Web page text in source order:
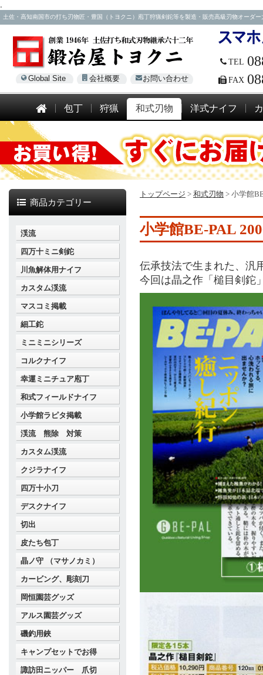
.
土佐・高知南国市の打ち刃物匠・豊国（トヨクニ）庖丁狩猟剣鉈等を製造・販売高級刃物オーダ
Global Site 会社概要 お問い合わせ
TEL
FAX
包丁 狩猟 和式刃物 洋式ナイフ
トップページ > 和式刃物 > 小学館
小学館BE-PAL
伝承技法で生まれた、汎
今回は晶之作「槌目剣鉈
商品カテゴリー
渓流
四万十ミニ剣鉈
川魚解体用ナイフ
カスタム渓流
マスコミ掲載
細工鉈
ミニミニシリーズ
コルクナイフ
幸運ミニチュア庖丁
和式フィールドナイフ
小学館ラピタ掲載
渓流 熊除 対策
カスタム渓流
クジラナイフ
四万十小刀
デスクナイフ
切出
皮たち包丁
晶ノ守 （マサノカミ）
カービング、彫刻刀
岡恒園芸グッズ
アルス園芸グッズ
磯釣用鋏
キャンプセットでお得
諏訪田ニッパー 爪切